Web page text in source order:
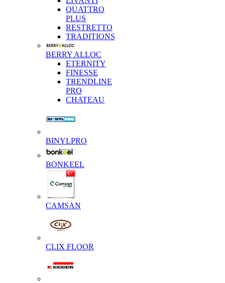
QUATTRO
PLUS
RESTRETTO
TRADITIONS
BERRY ALLOC
ETERNITY
FINESSE
TRENDLINE
PRO
CHATEAU
BINYLPRO
BONKEEL
CAMSAN
CLIX FLOOR